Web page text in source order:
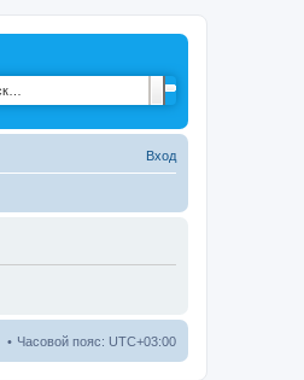
Вход
Часовой пояс: UTC+03:00